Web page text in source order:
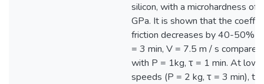
silicon, with a microhardness of
GPa. It is shown that the
friction decreases by 40-50%
= 3 min, V = 7.5 m / s
with P = 1kg, τ = 1 min. At
speeds (P = 2 kg, τ = 3 min),